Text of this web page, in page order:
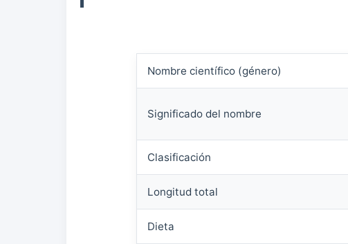
Nombre científico (género)
Significado del nombre
Clasificación
Longitud total
Dieta